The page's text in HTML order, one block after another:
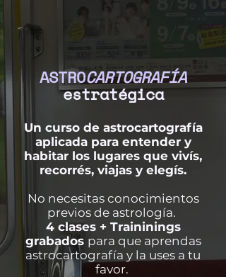
ASTROCARTOGRAFÍA
estratégica
Un curso de astrocartografía
aplicada para entender y
habitar los lugares que vivís,
recorrés, viajas y elegís.
No necesitas conocimientos
previos de astrología.
4 clases + Traininings
grabados para que aprendas
astrocartografía y la uses a tu
favor.